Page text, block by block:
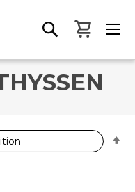
Mon